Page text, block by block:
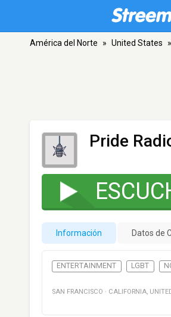
América del Norte » United States »
Pride
Información Datos de
ENTERTAINMENT LGBT
SAN FRANCISCO · CALIFORNIA,